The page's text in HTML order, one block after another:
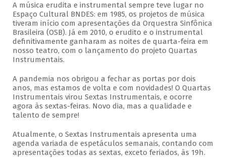
A música erudita e instrumental sempre teve lugar no
Espaço Cultural BNDES: em 1985, os projetos de música
tiveram início com apresentações da Orquestra Sinfônica
Brasileira (OSB). Já em 2010, o erudito e o instrumental
definitivamente ganharam as noites de quarta-feira em
nosso teatro, com o lançamento do projeto Quartas
Instrumentais.
A pandemia nos obrigou a fechar as portas por dois
anos, mas estamos de volta e com novidades! O Quartas
Instrumentais virou Sextas Instrumentais, e ocorre
agora às sextas-feiras. Novo dia, mas a qualidade e
talento de sempre!
Atualmente, o Sextas Instrumentais apresenta uma
agenda variada de espetáculos semanais, contando com
apresentações todas as sextas, exceto feriados, às 19h.